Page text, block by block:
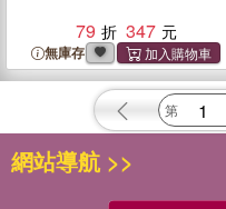
79
347
無庫存
網站導航 >>